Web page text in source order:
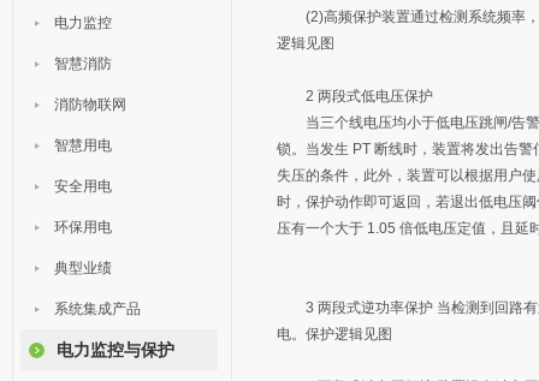
电力监控
智慧消防
消防物联网
智慧用电
安全用电
环保用电
典型业绩
系统集成产品
电力监控与保护
(2)高频保护装置通过检测系统频率，
逻辑见图
2 两段式低电压保护
当三个线电压均小于低电压跳闸/告警
锁。当发生 PT 断线时，装置将发出告
失压的条件，此外，装置可以根据用户
时，保护动作即可返回，若退出低电压
压有一个大于 1.05 倍低电压定值，且延
3 两段式逆功率保护 当检测到回路有
电。保护逻辑见图